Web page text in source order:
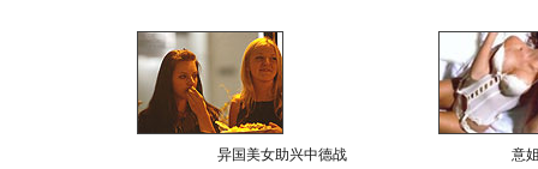
异国美女助兴中德战 意